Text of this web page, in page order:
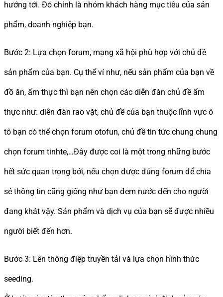
hướng tới. Đó chính là nhóm khách hàng mục tiêu của sản
phẩm, doanh nghiệp bạn.
Bước 2: Lựa chọn forum, mạng xã hội phù hợp với chủ đề
sản phẩm của bạn. Cụ thể ví như, nếu sản phẩm của bạn về
đồ ăn, ẩm thực thì bạn nên chọn các diễn đàn chủ đề ẩm
thực như: diễn đàn rao vặt, chủ đề của bạn thuộc lĩnh vực ô
tô bạn có thể chọn forum otofun, chủ đề tin tức chung chung
chọn forum tinhte,…Đây được coi là một trong những bước
hết sức quan trọng bởi, nếu chọn được đúng forum để chia
sẻ thông tin cũng giống như bạn đem nước đến cho người
đang khát vậy. Sản phẩm và dịch vụ của bạn sẽ được nhiều
người biết đến hơn.
Bước 3: Lên thông điệp truyền tải và lựa chọn hình thức
seeding.